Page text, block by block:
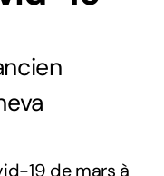
19 de mars à